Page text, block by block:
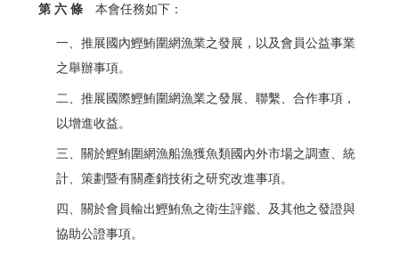
第 六 條本會任務如下：
一、推展國內鰹鮪圍網漁業之發展，以及會員公益事業
之舉辦事項。
二、推展國際鰹鮪圍網漁業之發展、聯繫、合作事項，
以增進收益。
三、關於鰹鮪圍網漁船漁獲魚類國內外市場之調查、統
計、策劃暨有關產銷技術之研究改進事項。
四、關於會員輸出鰹鮪魚之衛生評鑑、及其他之發證與
協助公證事項。